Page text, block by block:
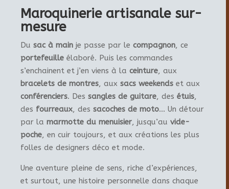
Maroquinerie artisanale sur-
mesure
Du sac à main je passe par le compagnon, ce
portefeuille élaboré. Puis les commandes
s’enchainent et j’en viens à la ceinture, aux
bracelets de montres, aux sacs weekends et aux
conférenciers. Des sangles de guitare, des étuis,
des fourreaux, des sacoches de moto… Un détour
par la marmotte du menuisier, jusqu’au vide-
poche, en cuir toujours, et aux créations les plus
folles de designers déco et mode.
Une aventure pleine de sens, riche d’expériences,
et surtout, une histoire personnelle dans chaque